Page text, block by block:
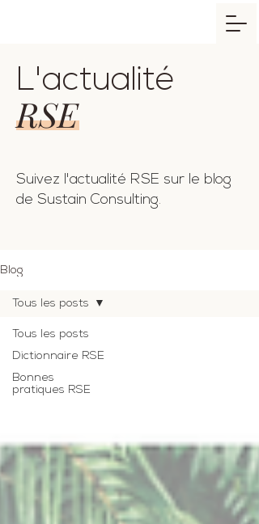
L'actualité
RSE
Suivez l'actualité RSE sur le blog
de Sustain Consulting.
Blog
Tous les posts
Dictionnaire RSE
Bonnes
pratiques RSE
Tous les posts